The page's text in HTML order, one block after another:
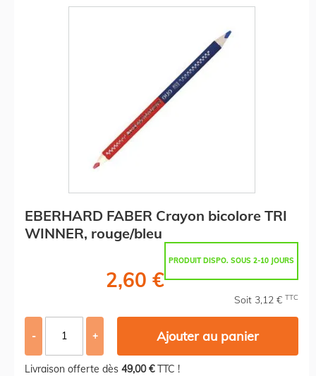
EBERHARD FABER Crayon bicolore TRI
WINNER, rouge/bleu
PRODUIT DISPO. SOUS 2-10 JOURS
2,60 €
Soit 3,12 € TTC
- + Ajouter au panier
Livraison offerte dès 49,00 €TTC !